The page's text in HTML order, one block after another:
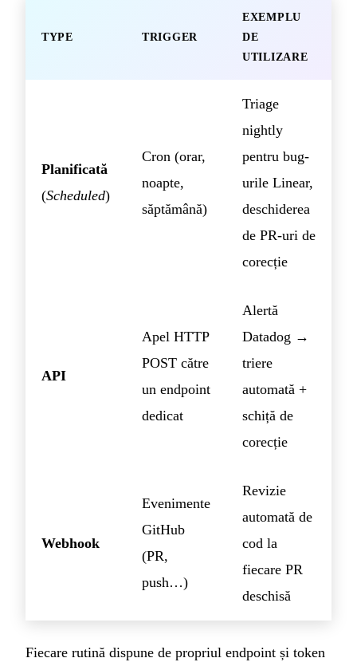
TYPE TRIGGER
EXEMPLU
DE
UTILIZARE
Planificată
(Scheduled)
Cron (orar,
noapte,
săptămână)
Triage
nightly
pentru bug-
urile Linear,
deschiderea
de PR-uri de
corecție
API
Apel HTTP
POST către
un endpoint
dedicat
Alertă
Datadog →
triere
automată +
schiță de
corecție
Webhook
Evenimente
GitHub
(PR,
push…)
Revizie
automată de
cod la
fiecare PR
deschisă
Fiecare rutină dispune de propriul endpoint și token